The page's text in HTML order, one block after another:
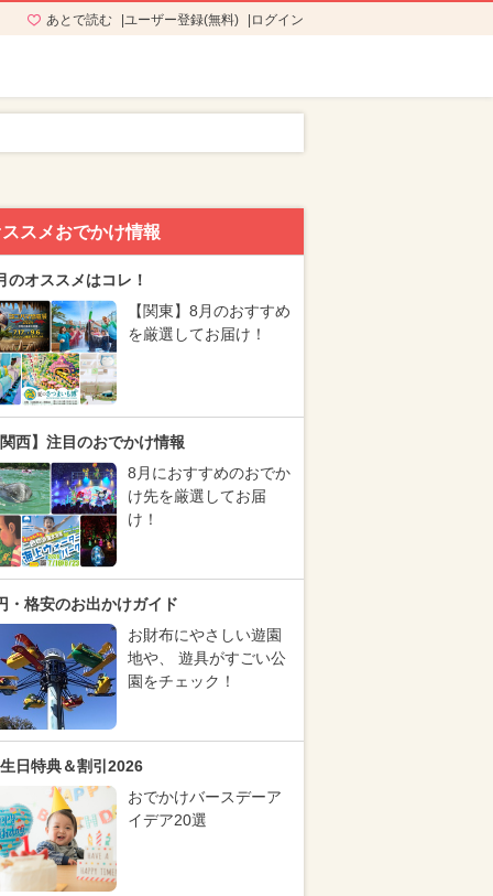
あとで読む ユーザー登録(無料) ログイン
スメおでかけ情報
のオススメはコレ！
【関東】8月のおすすめ
を厳選してお届け！
西】注目のおでかけ情報
8月におすすめのおでか
け先を厳選してお届
け！
・格安のお出かけガイド
お財布にやさしい遊園
地や、 遊具がすごい公
園をチェック！
日特典＆割引2026
おでかけバースデーア
イデア20選